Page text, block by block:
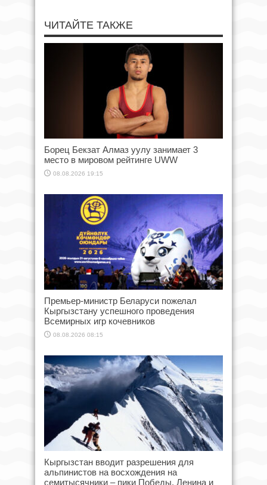
ЧИТАЙТЕ ТАКЖЕ
Борец Бекзат Алмаз уулу занимает 3
место в мировом рейтинге UWW
08.08.2026 19:15
Премьер-министр Беларуси пожелал
Кыргызстану успешного проведения
Всемирных игр кочевников
08.08.2026 08:15
Кыргызстан вводит разрешения для
альпинистов на восхождения на
семитысячники – пики Победы, Ленина и